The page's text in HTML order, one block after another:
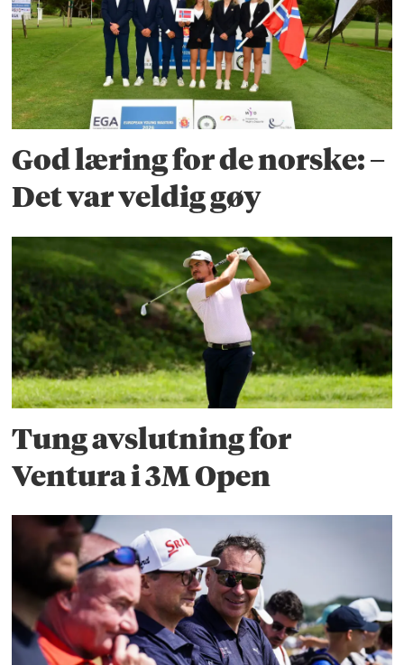
God læring for de norske: –
Det var veldig gøy
Tung avslutning for
Ventura i 3M Open